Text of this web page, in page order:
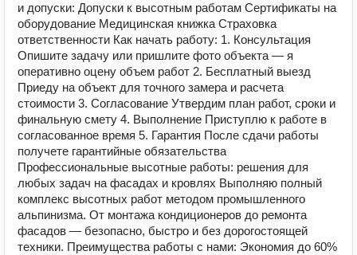
и допуски: Допуски к высотным работам Сертификаты на
оборудование Медицинская книжка Страховка
ответственности Как начать работу: 1. Консультация
Опишите задачу или пришлите фото объекта — я
оперативно оцену объем работ 2. Бесплатный выезд
Приеду на объект для точного замера и расчета
стоимости 3. Согласование Утвердим план работ, сроки и
финальную смету 4. Выполнение Приступлю к работе в
согласованное время 5. Гарантия После сдачи работы
получете гарантийные обязательства
Профессиональные высотные работы: решения для
любых задач на фасадах и кровлях Выполняю полный
комплекс высотных работ методом промышленного
альпинизма. От монтажа кондиционеров до ремонта
фасадов — безопасно, быстро и без дорогостоящей
техники. Преимущества работы с нами: Экономия до 60%